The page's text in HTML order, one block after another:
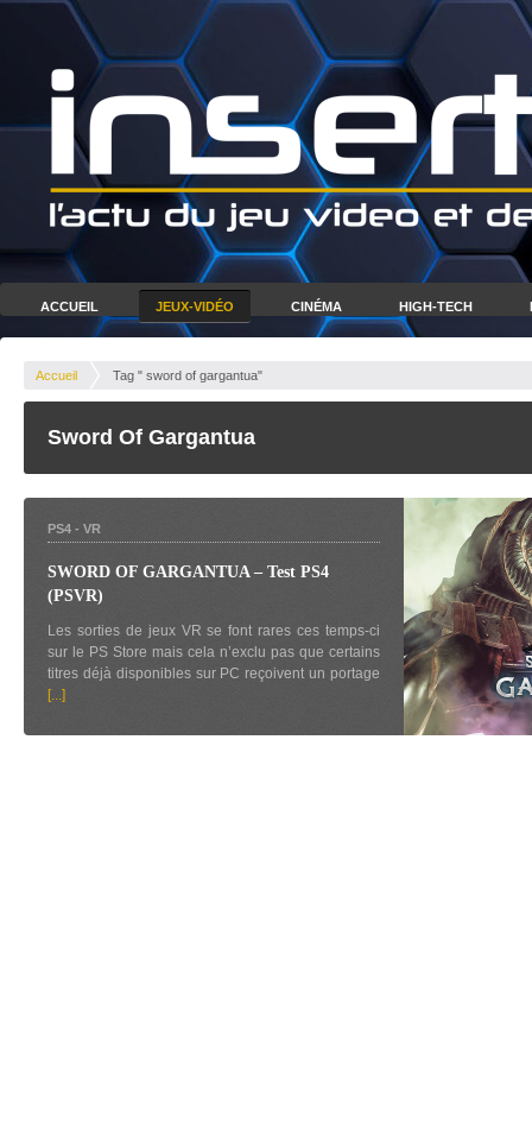
ACCUEIL JEUX-VIDÉO CINÉMA HIGH-TECH
Accueil Tag " sword of gargantua"
Sword Of Gargantua
PS4 - VR
SWORD OF GARGANTUA – Test PS4
(PSVR)
Les sorties de jeux VR se font rares ces temps-ci
sur le PS Store mais cela n’exclu pas que certains
titres déjà disponibles sur PC reçoivent un portage
[...]